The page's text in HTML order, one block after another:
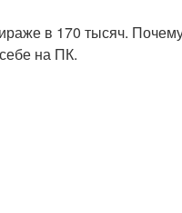
в 170 тысяч.
на ПК.